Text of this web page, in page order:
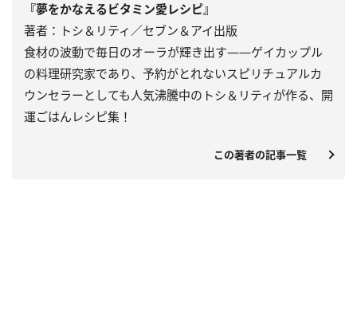
『夢をかなえるビタミン愛レシピ』
著者：トシ＆リティ／セブン＆アイ出版
食材の波動で毎日のオーラが輝き出す――ゲイカップル
の料理研究家であり、予約がとれないスピリチュアルカ
ウンセラーとしても人気沸騰中のトシ＆リティが作る、開
運ごはんレシピ集！
この著者の記事一覧